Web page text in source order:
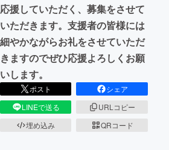
CAMPFIREふるさと納税machi-ya
応援していただく、募集をさせて
いただきます。支援者の皆様には
細やかながらお礼をさせていただ
きますのでぜひ応援よろしくお願
いします。
ポスト
シェア
LINEで送る
URLコピー
埋め込み
QRコード